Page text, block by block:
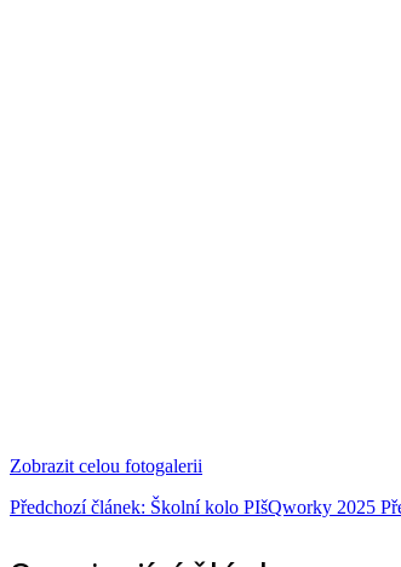
Zobrazit celou fotogalerii
Předchozí článek: Školní kolo PIšQworky 2025